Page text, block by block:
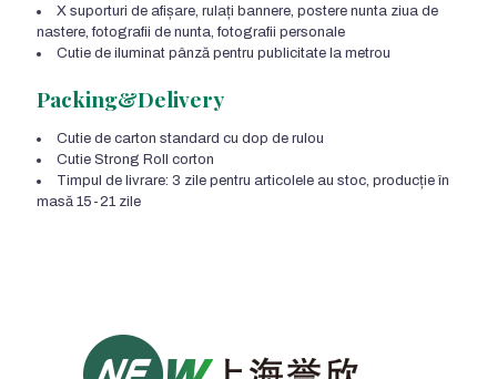
X suporturi de afișare, rulați bannere, postere nunta ziua de
nastere, fotografii de nunta, fotografii personale
Cutie de iluminat pânză pentru publicitate la metrou
Packing&Delivery
Cutie de carton standard cu dop de rulou
Cutie Strong Roll corton
Timpul de livrare: 3 zile pentru articolele au stoc, producție în
masă 15-21 zile